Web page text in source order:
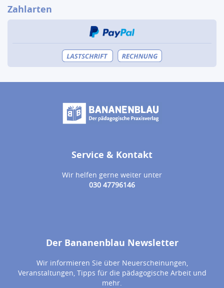
Zahlarten
Service & Kontakt
Wir helfen gerne weiter unter
030 47796146
Der Bananenblau Newsletter
Wir informieren Sie über Neuerscheinungen,
Veranstaltungen, Tipps für die pädagogische Arbeit und
mehr.